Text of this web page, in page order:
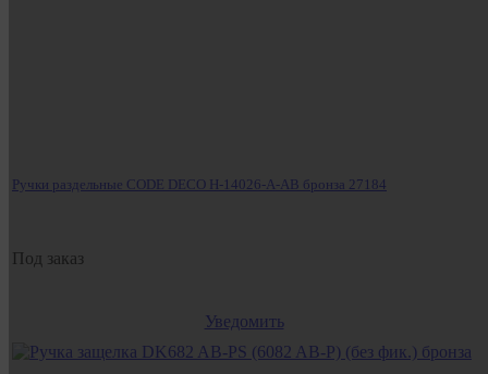
Ручки раздельные CODE DECO H-14026-A-AB бронза 27184
Под заказ
Уведомить